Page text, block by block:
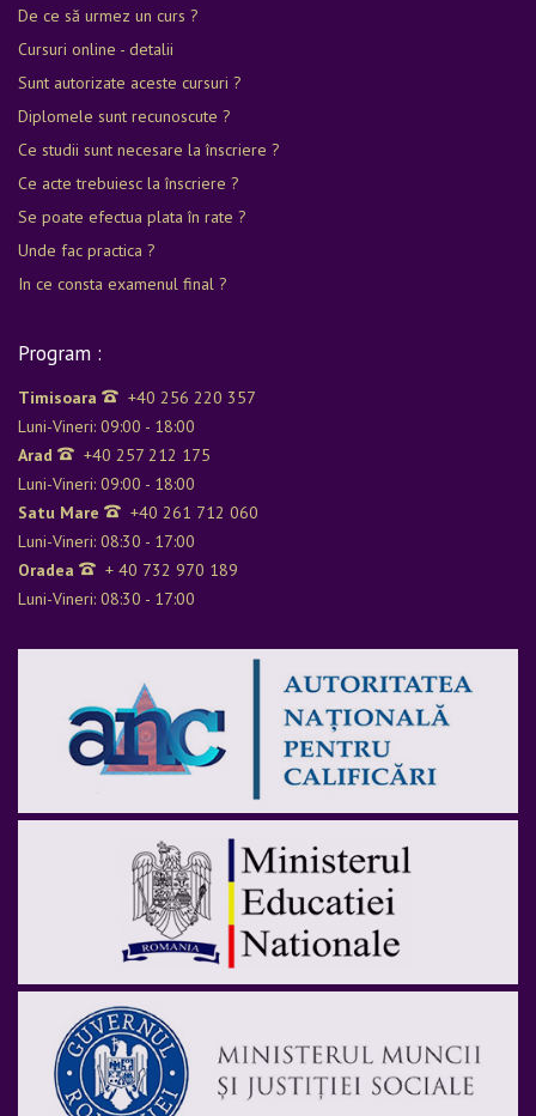
De ce să urmez un curs ?
Cursuri online - detalii
Sunt autorizate aceste cursuri ?
Diplomele sunt recunoscute ?
Ce studii sunt necesare la înscriere ?
Ce acte trebuiesc la înscriere ?
Se poate efectua plata în rate ?
Unde fac practica ?
In ce consta examenul final ?
Program :
Timisoara
+40 256 220 357
Luni-Vineri: 09:00 - 18:00
Arad
+40 257 212 175
Luni-Vineri: 09:00 - 18:00
Satu Mare
+40 261 712 060
Luni-Vineri: 08:30 - 17:00
Oradea
+ 40 732 970 189
Luni-Vineri: 08:30 - 17:00